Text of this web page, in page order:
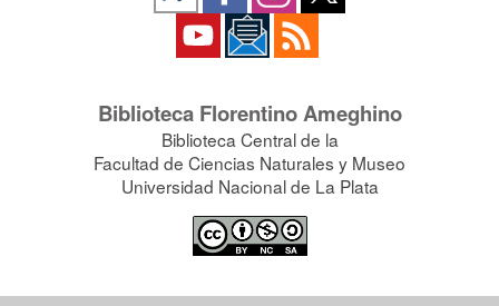
Biblioteca Florentino Ameghino
Biblioteca Central de la
Facultad de Ciencias Naturales y Museo
Universidad Nacional de La Plata